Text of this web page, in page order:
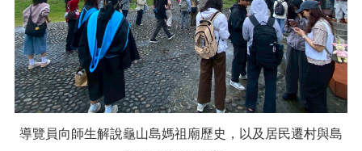
導覽員向師生解說龜山島媽祖廟歷史，以及居民遷村與島